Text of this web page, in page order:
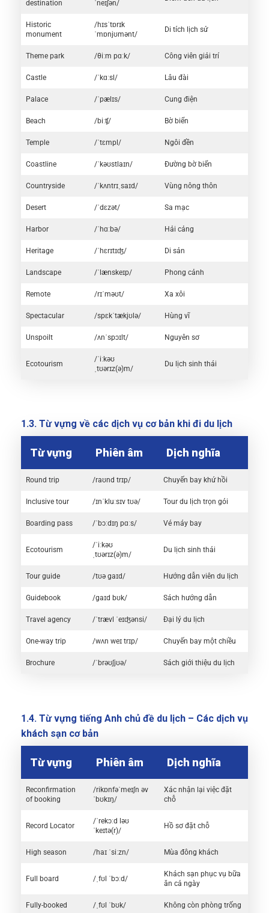
destination ˈneɪʃən/
Historic
monument
/hɪsˈtɒrɪk
ˈmɒnjʊmənt/
Di tích lịch sử
Theme park /θiːm pɑːk/ Công viên giải trí
Castle /ˈkɑːsl/ Lâu đài
Palace /ˈpælɪs/ Cung điện
Beach /biːʧ/ Bờ biển
Temple /ˈtɛmpl/ Ngôi đền
Coastline /ˈkəʊstlaɪn/ Đường bờ biển
Countryside /ˈkʌntrɪˌsaɪd/ Vùng nông thôn
Desert /ˈdɛzət/ Sa mạc
Harbor /ˈhɑːbə/ Hải cảng
Heritage /ˈhɛrɪtɪʤ/ Di sản
Landscape /ˈlænskeɪp/ Phong cảnh
Remote /rɪˈməʊt/ Xa xôi
Spectacular /spɛkˈtækjʊlə/ Hùng vĩ
Unspoilt /ʌnˈspɔɪlt/ Nguyên sơ
Ecotourism
/ˈiːkəʊ
ˌtʊərɪz(ə)m/
Du lịch sinh thái
1.3. Từ vựng về các dịch vụ cơ bản khi đi du lịch
Từ vựng Phiên âm Dịch nghĩa
Round trip /raʊnd trɪp/ Chuyến bay khứ hồi
Inclusive tour /ɪnˈkluːsɪv tʊə/ Tour du lịch trọn gói
Boarding pass /ˈbɔːdɪŋ pɑːs/ Vé máy bay
Ecotourism
/ˈiːkəʊ
ˌtʊərɪz(ə)m/
Du lịch sinh thái
Tour guide /tʊə gaɪd/ Hướng dẫn viên du lịch
Guidebook /gaɪd bʊk/ Sách hướng dẫn
Travel agency /ˈtrævl ˈeɪʤənsi/ Đại lý du lịch
One-way trip /wʌn weɪ trɪp/ Chuyến bay một chiều
Brochure /ˈbrəʊʃjʊə/ Sách giới thiệu du lịch
1.4. Từ vựng tiếng Anh chủ đề du lịch – Các dịch vụ
khách sạn cơ bản
Từ vựng Phiên âm Dịch nghĩa
Reconfirmation
of booking
/rikɒnfəˈmeɪʃn əv
ˈbʊkɪŋ/
Xác nhận lại việc đặt
chỗ
Record Locator
/ˈrekɔːd ləʊ
ˈkeɪtə(r)/
Hồ sơ đặt chỗ
High season /haɪ ˈsiːzn/ Mùa đông khách
Full board /ˌfʊl ˈbɔːd/
Khách sạn phục vụ bữa
ăn cả ngày
Fully-booked /ˌfʊl ˈbʊk/ Không còn phòng trống